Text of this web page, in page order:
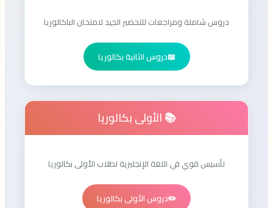
دروس شاملة ومراجعات للتحضير الجيد لامتحان الباكالوريا
📖دروس الثانية بكالوريا
📚 الأولى بكالوريا
تأسيس قوي في اللغة الإنجليزية لطلاب الأولى بكالوريا
✏️دروس الأولى بكالوريا